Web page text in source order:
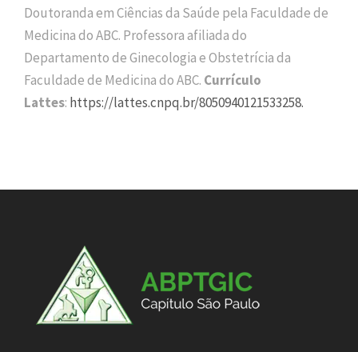
Doutoranda em Ciências da Saúde pela Faculdade de
Medicina do ABC. Professora afiliada do
Departamento de Ginecologia e Obstetrícia da
Faculdade de Medicina do ABC. Currículo
Lattes: https://lattes.cnpq.br/8050940121533258.